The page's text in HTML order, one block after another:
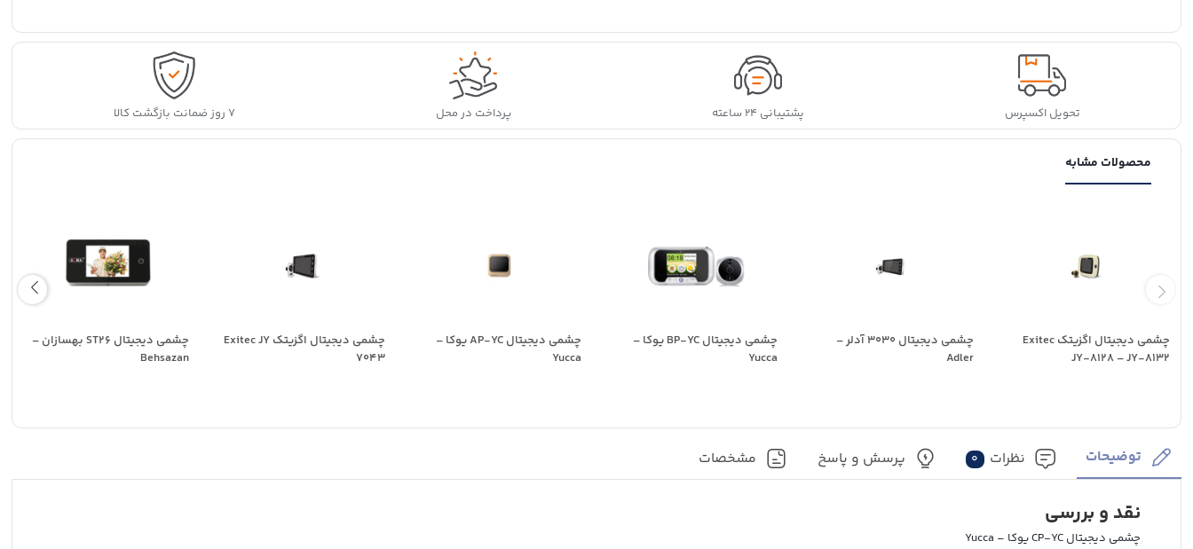
تحویل اکسپرس پشتیبانی ۲۴ ساعته پرداخت در محل ۷ روز ضمانت بازگشت کالا
محصولات مشابه
چشمی دیجیتال اگزیتک Exitec
JY-8128 – JY-8132
چشمی دیجیتال 3030 آدلر –
Adler
چشمی دیجیتال BP-YC یوکا –
Yucca
چشمی دیجیتال AP-YC یوکا –
Yucca
چشمی دیجیتال اگزیتک Exitec JY
7043
چشمی دیجیتال ST26 بهسازان –
Behsazan
توضیحات نظرات 0 پرسش و پاسخ مشخصات
نقد و بررسی
چشمی دیجیتال CP-YC یوکا – Yucca